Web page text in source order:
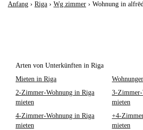
Anfang › Riga › Wg zimmer › Wohnung in
Arten von Unterkünften in Riga
Mieten in Riga
2-Zimmer-Wohnung in Riga
mieten
3-
mieten
4-Zimmer-Wohnung in Riga
mieten
+4-
mieten